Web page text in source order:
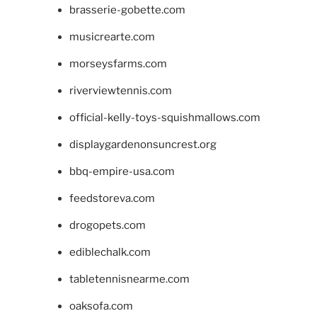
brasserie-gobette.com
musicrearte.com
morseysfarms.com
riverviewtennis.com
official-kelly-toys-squishmallows.com
displaygardenonsuncrest.org
bbq-empire-usa.com
feedstoreva.com
drogopets.com
ediblechalk.com
tabletennisnearme.com
oaksofa.com